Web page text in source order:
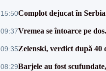
15:50Complot dejucat în
09:37Vremea se întoarce pe
09:35Zelenski, verdict după 40
08:29Barjele au fost